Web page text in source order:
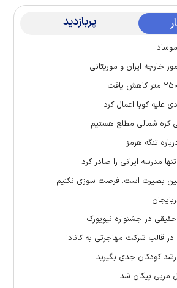
پربازدید
خارجه ایران و موریتانی
علیه کوبا اعمال کرد
کره شمالی مطلع هستیم
تنگه هرمز
مدرسه ایرانی را صادر کرد
بصیرت است. فرصت سوزی نکنیم
در جشنواره نیویورک
در قالب شرکت مهاجرتی به کانادا
کودکان جدی بگیرید
مربی پیکان شد